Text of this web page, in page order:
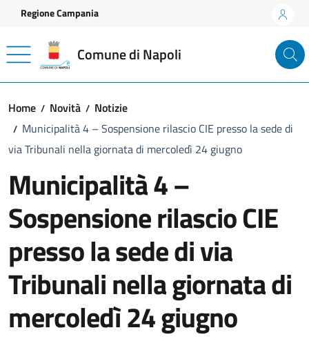
Vai ai contenuti
Vai al footer
Regione Campania
Comune di Napoli
Home Novità
Notizie
Municipalità 4 – Sospensione rilascio CIE presso la sede di
via Tribunali nella giornata di mercoledì 24 giugno
Municipalità 4 –
Sospensione rilascio CIE
presso la sede di via
Tribunali nella giornata di
mercoledì 24 giugno